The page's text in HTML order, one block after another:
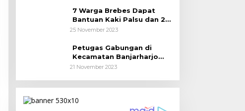
7 Warga Brebes Dapat
Bantuan Kaki Palsu dan 2
Operasi Bibir Sumbing
25 November 2023
Petugas Gabungan di
Kecamatan Banjarharjo
Patroli Anak Sekolah
21 November 2023